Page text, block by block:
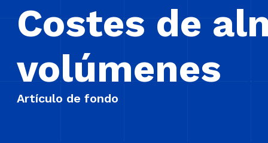
Costes de
volúmenes
Artículo de fondo